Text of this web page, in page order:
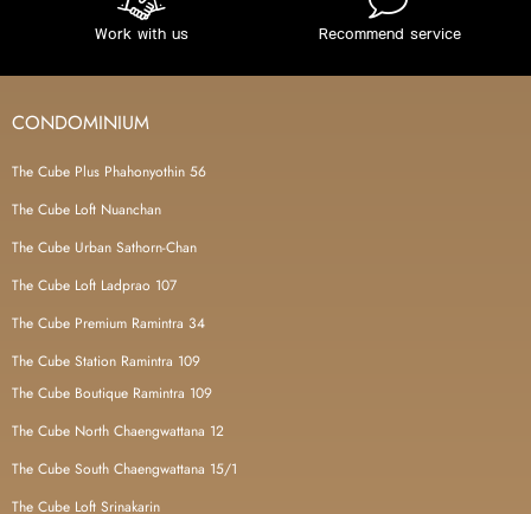
Work with us Recommend service
CONDOMINIUM
The Cube Plus Phahonyothin 56
The Cube Loft Nuanchan
The Cube Urban Sathorn-Chan
The Cube Loft Ladprao 107
The Cube Premium Ramintra 34
The Cube Station Ramintra 109
The Cube Boutique Ramintra 109
The Cube North Chaengwattana 12
The Cube South Chaengwattana 15/1
The Cube Loft Srinakarin